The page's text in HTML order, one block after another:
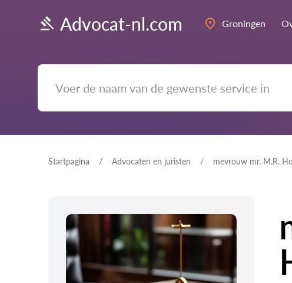
Advocat-nl.com Groningen
Startpagina Advocaten en juristen mevrouw mr. M.R.